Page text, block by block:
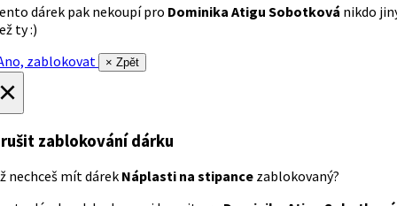
dárek pak nekoupí pro Dominika Atigu Sobotková nikdo
ty :)
zablokovat
× Zpět
zablokování dárku
nechceš mít dárek Náplasti na stipance zablokovaný?